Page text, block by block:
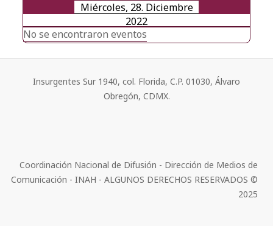
Miércoles, 28. Diciembre
2022
No se encontraron eventos
Insurgentes Sur 1940, col. Florida, C.P. 01030, Álvaro
Obregón, CDMX.
Coordinación Nacional de Difusión - Dirección de Medios de
Comunicación - INAH - ALGUNOS DERECHOS RESERVADOS ©
2025